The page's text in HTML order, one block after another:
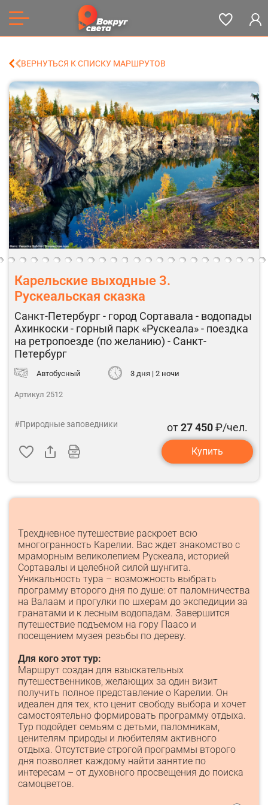
ВЕРНУТЬСЯ К СПИСКУ МАРШРУТОВ
Карельские выходные 3.
Рускеальская сказка
Санкт-Петербург - город Сортавала - водопады
Ахинкоски - горный парк «Рускеала» - поездка
на ретропоезде (по желанию) - Санкт-
Петербург
Автобусный 3 дня | 2 ночи
Артикул 2512
#Природные заповедники от27 450₽/чел.
Купить
Трехдневное путешествие раскроет всю
многогранность Карелии. Вас ждет знакомство с
мраморным великолепием Рускеала, историей
Сортавалы и целебной силой шунгита.
Уникальность тура – возможность выбрать
программу второго дня по душе: от паломничества
на Валаам и прогулки по шхерам до экспедиции за
гранатами и к лесным водопадам. Завершится
путешествие подъемом на гору Паасо и
посещением музея резьбы по дереву.
Для кого этот тур:
Маршрут создан для взыскательных
путешественников, желающих за один визит
получить полное представление о Карелии. Он
идеален для тех, кто ценит свободу выбора и хочет
самостоятельно формировать программу отдыха.
Тур подойдет семьям с детьми, паломникам,
ценителям природы и любителям активного
отдыха. Отсутствие строгой программы второго
дня позволяет каждому найти занятие по
интересам – от духовного просвещения до поиска
самоцветов.